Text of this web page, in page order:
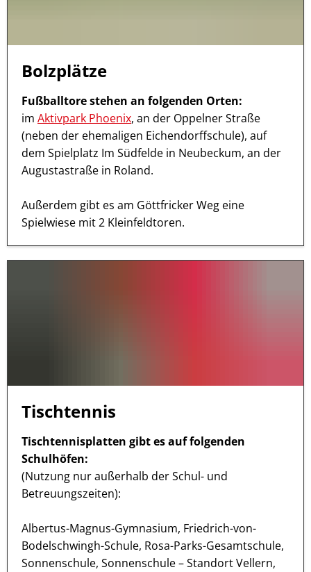
Bolzplätze
Fußballtore stehen an folgenden Orten:
im Aktivpark Phoenix, an der Oppelner Straße
(neben der ehemaligen Eichendorffschule), auf
dem Spielplatz Im Südfelde in Neubeckum, an der
Augustastraße in Roland.
Außerdem gibt es am Göttfricker Weg eine
Spielwiese mit 2 Kleinfeldtoren.
Tischtennis
Tischtennisplatten gibt es auf folgenden
Schulhöfen:
(Nutzung nur außerhalb der Schul- und
Betreuungszeiten):
Albertus-Magnus-Gymnasium, Friedrich-von-
Bodelschwingh-Schule, Rosa-Parks-Gesamtschule,
Sonnenschule, Sonnenschule – Standort Vellern,